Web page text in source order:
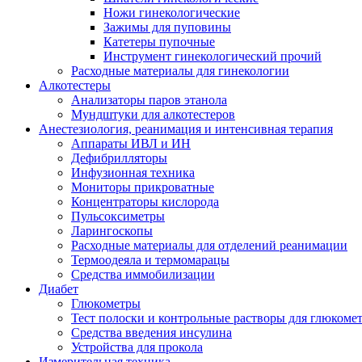
Ножи гинекологические
Зажимы для пуповины
Катетеры пупочные
Инструмент гинекологический прочий
Расходные материалы для гинекологии
Алкотестеры
Анализаторы паров этанола
Мундштуки для алкотестеров
Анестезиология, реанимация и интенсивная терапия
Аппараты ИВЛ и ИН
Дефибрилляторы
Инфузионная техника
Мониторы прикроватные
Концентраторы кислорода
Пульсоксиметры
Ларингоскопы
Расходные материалы для отделений реанимации
Термоодеяла и термомарацы
Средства иммобилизации
Диабет
Глюкометры
Тест полоски и контрольные растворы для
Средства введения инсулина
Устройства для прокола